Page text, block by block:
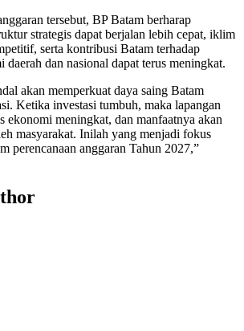
tersebut, BP Batam berharap
strategis dapat berjalan lebih cepat, iklim
serta kontribusi Batam terhadap
daerah dan nasional dapat terus meningkat.
akan memperkuat daya saing Batam
Ketika investasi tumbuh, maka lapangan
ekonomi meningkat, dan manfaatnya akan
masyarakat. Inilah yang menjadi fokus
perencanaan anggaran Tahun 2027,”